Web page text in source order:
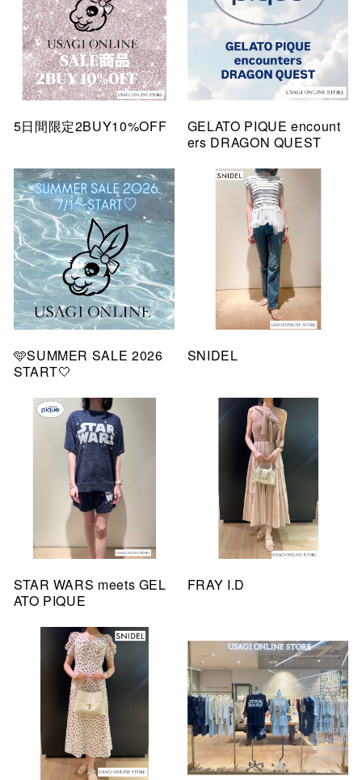
5日間限定2BUY10%OFF
GELATO PIQUE encount
ers DRAGON QUEST
🩵SUMMER SALE 2026
START🤍
SNIDEL
STAR WARS meets GEL
ATO PIQUE
FRAY I.D